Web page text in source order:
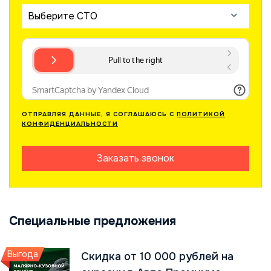
Выберите СТО
ОТПРАВЛЯЯ ДАННЫЕ, Я СОГЛАШАЮСЬ С ПОЛИТИКОЙ
КОНФИДЕНЦИАЛЬНОСТИ
Заказать звонок
Специальные предложения
Выгода
Скидка от 10 000 рублей на